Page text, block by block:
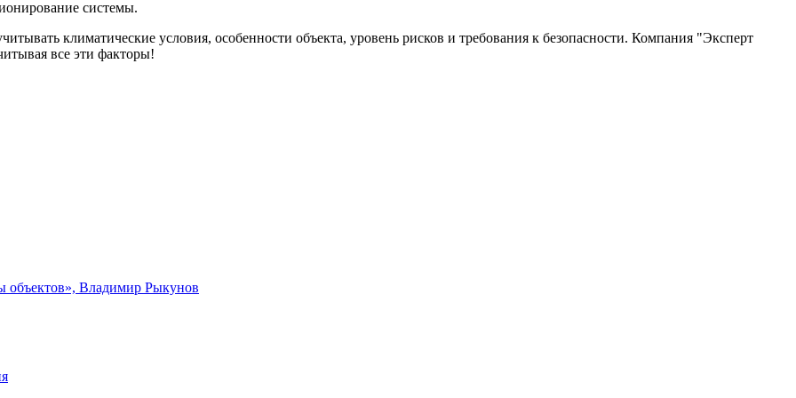
системы.
климатические условия, особенности объекта, уровень рисков и требования к безопасности. Компания "Эксперт
все эти факторы!
объектов», Владимир Рыкунов